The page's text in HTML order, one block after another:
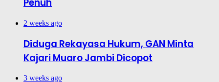
Penuh
2 weeks ago
Diduga Rekayasa Hukum, GAN Minta
Kajari Muaro Jambi Dicopot
3 weeks ago